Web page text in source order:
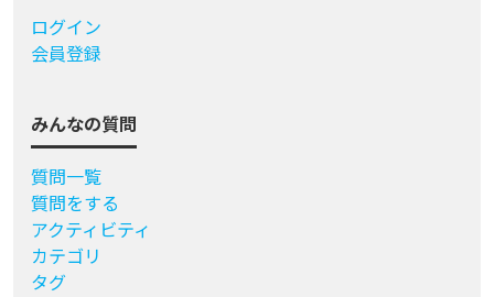
ログイン
会員登録
みんなの質問
質問一覧
質問をする
アクティビティ
カテゴリ
タグ